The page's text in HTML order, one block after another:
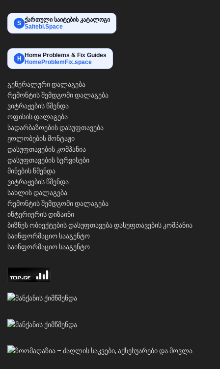
S ქართული საიტების კატალოგი
Saitebi.Space
H
Home Problems & Fix Guides
HomeProblemFix.space
გენერალური დალაგება
რემონტის შემდგომი დალაგება
ვიტრაჟების წმენდა
ოფისის დალაგება
სადარბაზოების დასუფთავება
ჟოლობების მონტაჟი
დასუფთავების კომპანია
დასუფთავების სერვისები
მინების წმენდა
ვიტრაჟების წმენდა
სახლის დალაგება
რემონტის შემდგომი დალაგება
ინტერიერის დიზაინი
ბიზნეს ობიექტების დასუფთავებადასუფთავების კომპანია
საინფორმაციო სააგენტო
საინფორმაციო სააგენტო